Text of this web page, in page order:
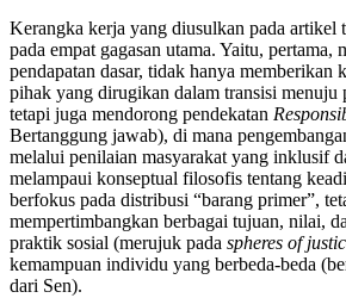
Kerangka kerja yang diusulkan pada artikel
pada empat gagasan utama. Yaitu, pertama,
pendapatan dasar, tidak hanya memberikan
pihak yang dirugikan dalam transisi menuju
tetapi juga mendorong pendekatan
Bertanggung jawab), di mana
melalui penilaian masyarakat yang inklusif
melampaui konseptual filosofis tentang
berfokus pada distribusi “barang primer”,
mempertimbangkan berbagai tujuan, nilai,
praktik sosial (merujuk pada spheres of
kemampuan individu yang berbeda-beda
dari Sen).